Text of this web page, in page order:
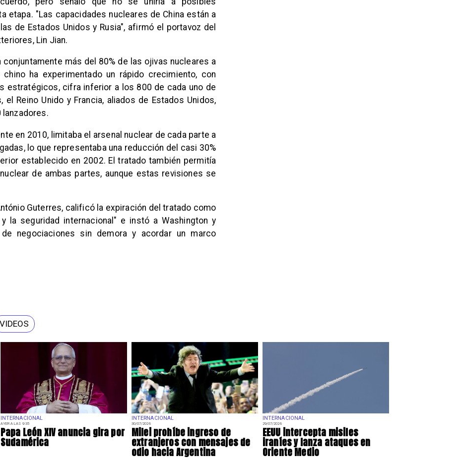
INTERNACIONAL
AYER A LAS 9:35
Papa León XIV anuncia gira por
Sudamérica
INTERNACIONAL
30/07/2026
Milei prohíbe ingreso de
extranjeros con mensajes de
odio hacia Argentina
INTERNACIONAL
29/07/2026
EEUU intercepta misiles
iraníes y lanza ataques en
Oriente Medio
etapa. "Las capacidades nucleares de China están a
de Estados Unidos y Rusia", afirmó el portavoz del
Lin Jian.
conjuntamente más del 80% de las ojivas nucleares a
chino ha experimentado un rápido crecimiento, con
estratégicos, cifra inferior a los 800 de cada uno de
el Reino Unido y Francia, aliados de Estados Unidos,
en 2010, limitaba el arsenal nuclear de cada parte a
lo que representaba una reducción del casi 30%
establecido en 2002. El tratado también permitía
de ambas partes, aunque estas revisiones se
Guterres, calificó la expiración del tratado como
la seguridad internacional" e instó a Washington y
negociaciones sin demora y acordar un marco
VIDEOS